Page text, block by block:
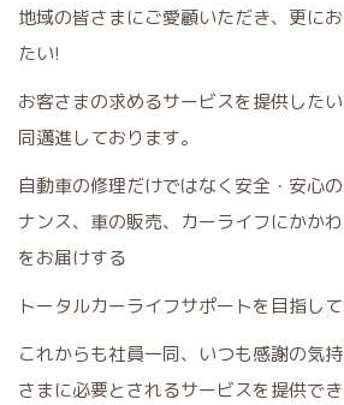
地域の皆さまにご愛顧いただき、更に
たい!
お客さまの求めるサービスを提供した
同邁進しております。
自動車の修理だけではなく安全・安心
ナンス、車の販売、カーライフにかか
をお届けする
トータルカーライフサポートを目指して
これからも社員一同、いつも感謝の気
さまに必要とされるサービスを提供で